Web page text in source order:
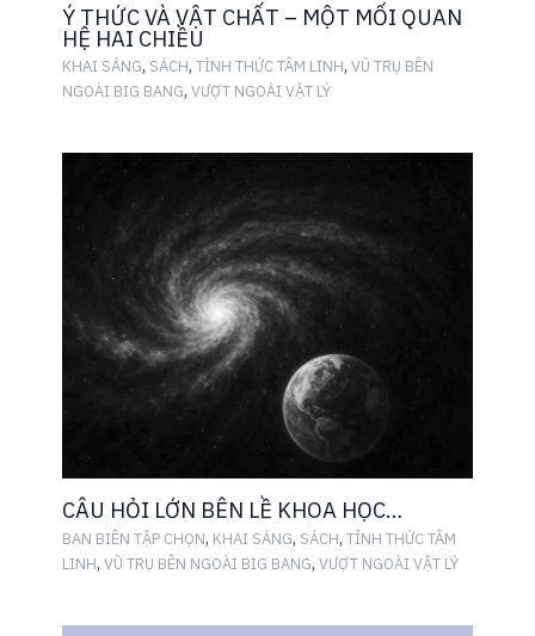
Ý THỨC VÀ VẬT CHẤT – MỘT MỐI QUAN
HỆ HAI CHIỀU
KHAI SÁNG, SÁCH, TỈNH THỨC TÂM LINH, VŨ TRỤ BÊN
NGOÀI BIG BANG, VƯỢT NGOÀI VẬT LÝ
CÂU HỎI LỚN BÊN LỀ KHOA HỌC…
BAN BIÊN TẬP CHỌN, KHAI SÁNG, SÁCH, TỈNH THỨC TÂM
LINH, VŨ TRỤ BÊN NGOÀI BIG BANG, VƯỢT NGOÀI VẬT LÝ